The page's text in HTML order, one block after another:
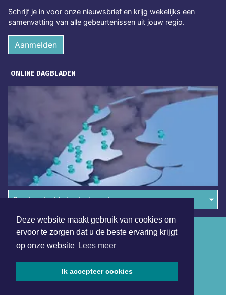
Deze website maakt gebruik van cookies om
ervoor te zorgen dat u de beste ervaring krijgt
op onze website Lees meer
Ik accepteer cookies
Schrijf je in voor onze nieuwsbrief en krijg wekelijks een
samenvatting van alle gebeurtenissen uit jouw regio.
Aanmelden
ONLINE DAGBLADEN
Overige dagbladen in de regio
Algemene voorwaarden
Disclaimer